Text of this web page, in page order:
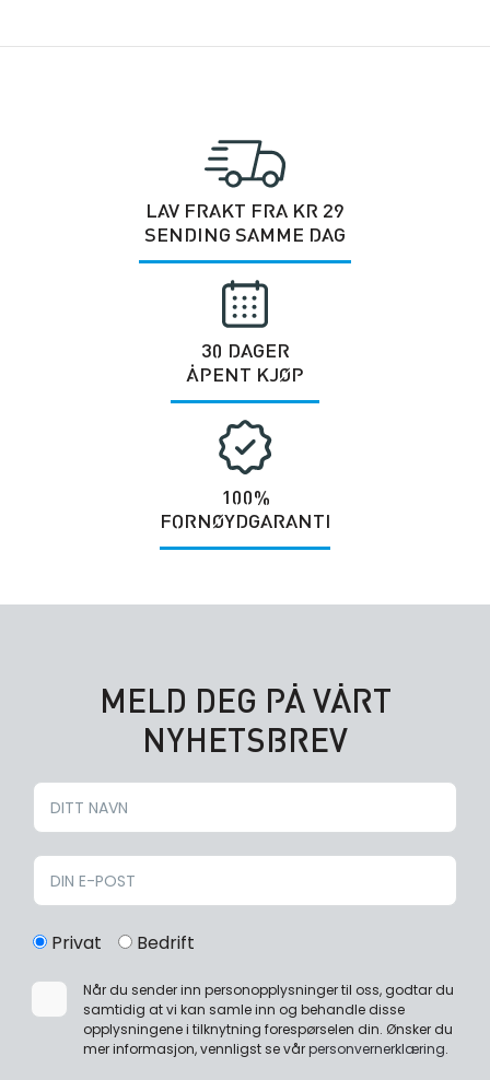
LAV FRAKT FRA KR 29
SENDING SAMME DAG
30 DAGER
ÅPENT KJØP
100%
FORNØYDGARANTI
MELD DEG PÅ VÅRT
NYHETSBREV
Privat Bedrift
Når du sender inn personopplysninger til oss, godtar du
samtidig at vi kan samle inn og behandle disse
opplysningene i tilknytning forespørselen din. Ønsker du
mer informasjon, vennligst se vårpersonvernerklæring.